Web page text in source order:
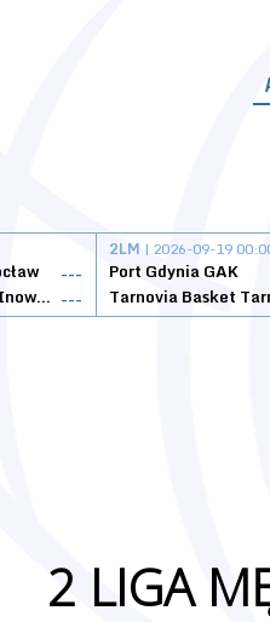
---
KSK Qemetica Noteć Inowrocław ---
2LM | 2026-09-19
Port Gdynia GAK
2 LIGA